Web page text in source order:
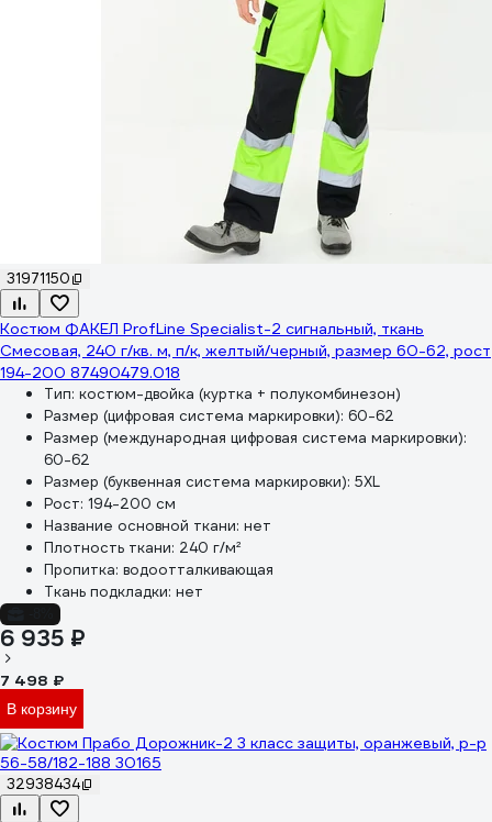
31971150
Костюм ФАКЕЛ ProfLine Specialist-2 сигнальный, ткань
Смесовая, 240 г/кв. м, п/к, желтый/черный, размер 60-62, рост
194-200 87490479.018
Тип: костюм-двойка (куртка + полукомбинезон)
Размер (цифровая система маркировки): 60-62
Размер (международная цифровая система маркировки):
60-62
Размер (буквенная система маркировки): 5XL
Рост: 194-200 см
Название основной ткани: нет
Плотность ткани: 240 г/м²
Пропитка: водоотталкивающая
Ткань подкладки: нет
6 935 ₽
7 498 ₽
В корзину
32938434